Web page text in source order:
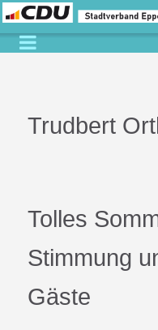
Trudbert
Tolles
Stimmung
Gäste